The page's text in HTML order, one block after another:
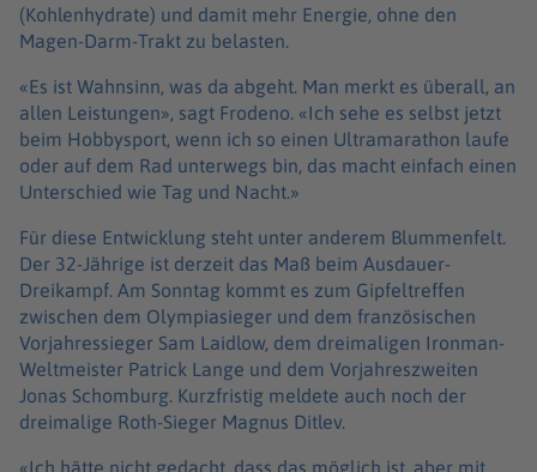
(Kohlenhydrate) und damit mehr Energie, ohne den
Magen-Darm-Trakt zu belasten.
«Es ist Wahnsinn, was da abgeht. Man merkt es überall, an
allen Leistungen», sagt Frodeno. «Ich sehe es selbst jetzt
beim Hobbysport, wenn ich so einen Ultramarathon laufe
oder auf dem Rad unterwegs bin, das macht einfach einen
Unterschied wie Tag und Nacht.»
Für diese Entwicklung steht unter anderem Blummenfelt.
Der 32-Jährige ist derzeit das Maß beim Ausdauer-
Dreikampf. Am Sonntag kommt es zum Gipfeltreffen
zwischen dem Olympiasieger und dem französischen
Vorjahressieger Sam Laidlow, dem dreimaligen Ironman-
Weltmeister Patrick Lange und dem Vorjahreszweiten
Jonas Schomburg. Kurzfristig meldete auch noch der
dreimalige Roth-Sieger Magnus Ditlev.
«Ich hätte nicht gedacht, dass das möglich ist, aber mit